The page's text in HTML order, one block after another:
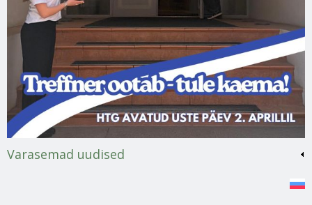
Varasemad uudised